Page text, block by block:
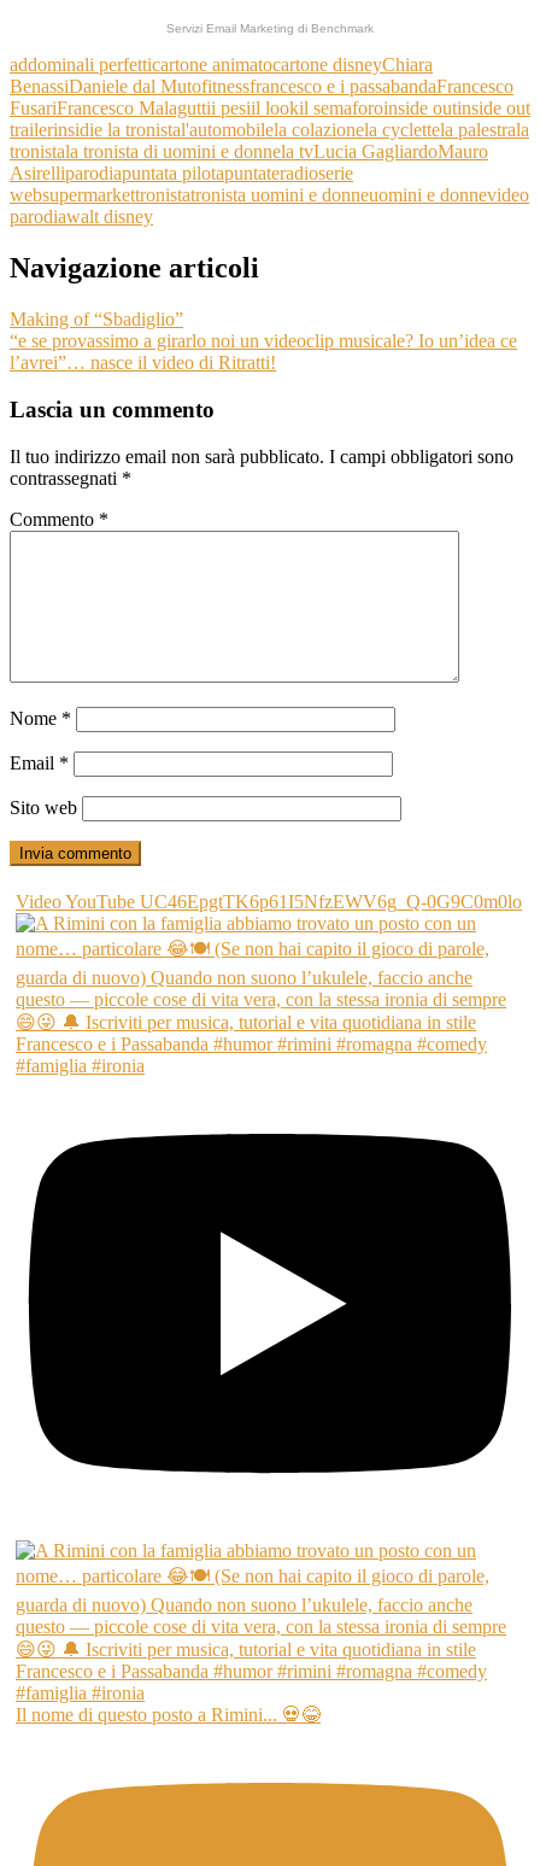
Servizi Email Marketing di Benchmark
addominali perfetticartone animatocartone disneyChiara
BenassiDaniele dal Mutofitnessfrancesco e i passabandaFrancesco
FusariFrancesco Malaguttii pesiil lookil semaforoinside outinside out
trailerinsidie la tronistal'automobilela colazionela cyclettela palestrala
tronistala tronista di uomini e donnela tvLucia GagliardoMauro
Asirelliparodiapuntata pilotapuntateradioserie
websupermarkettronistatronista uomini e donneuomini e donnevideo
parodiawalt disney
Navigazione articoli
Making of “Sbadiglio”
“e se provassimo a girarlo noi un videoclip musicale? Io un’idea ce
l’avrei”… nasce il video di Ritratti!
Lascia un commento
Il tuo indirizzo email non sarà pubblicato. I campi obbligatori sono
contrassegnati *
Commento *
Nome *
Email *
Sito web
Video YouTube UC46EpgtTK6p61I5NfzEWV6g_Q-0G9C0m0lo
Il nome di questo posto a Rimini... 💀😂